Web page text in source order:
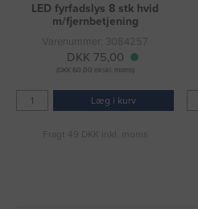
LED fyrfadslys 8 stk hvid
m/fjernbetjening
Varenummer: 3084257
DKK 75,00
(DKK 60,00 ekskl. moms)
Læg i kurv
Fragt 49 DKK inkl. moms